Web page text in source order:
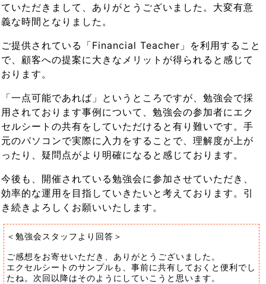
ていただきまして、ありがとうございました。大変有意
義な時間となりました。
ご提供されている「Financial Teacher」を利用すること
で、顧客への提案に大きなメリットが得られると感じて
おります。
「一点可能であれば」というところですが、勉強会で採
用されております事例について、勉強会の参加者にエク
セルシートの共有をしていただけると有り難いです。手
元のパソコンで実際に入力をすることで、理解度が上が
ったり、疑問点がより明確になると感じております。
今後も、開催されている勉強会に参加させていただき、
効率的な運用を目指していきたいと考えております。引
き続きよろしくお願いいたします。
＜勉強会スタッフより回答＞
ご感想をお寄せいただき、ありがとうございました。
エクセルシートのサンプルも、事前に共有しておくと便利でし
たね。次回以降はそのようにしていこうと思います。